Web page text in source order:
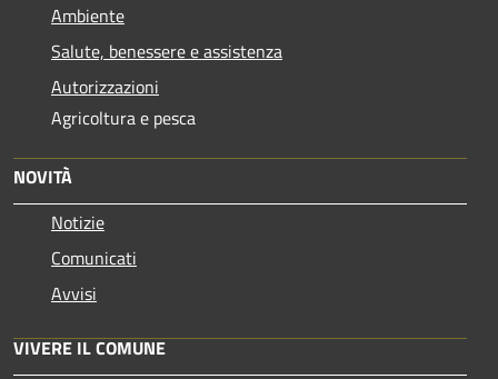
Ambiente
Salute, benessere e assistenza
Autorizzazioni
Agricoltura e pesca
NOVITÀ
Notizie
Comunicati
Avvisi
VIVERE IL COMUNE